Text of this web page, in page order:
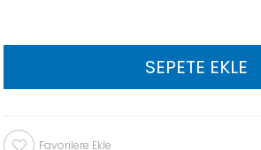
Favorilere Ekle